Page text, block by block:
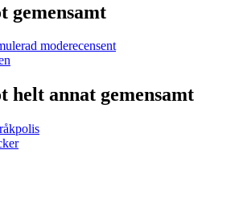
gemensamt
moderecensent
helt annat gemensamt